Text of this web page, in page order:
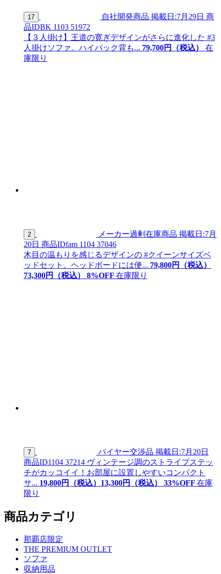
17 自社開発商品 掲載日:7月29日 商
品IDBK 1103 51972
【３人掛け】王道の寛ぎデザインがさらに進化した #3
人掛けソファ。ハイバック背も... 79,700円（税込）
在
庫限り
2 メーカー過剰在庫商品 掲載日:7月
20日 商品IDfam 1104 37046
木目の温もりを感じるデザインの #クイーンサイズベ
ッドセット。ヘッドボードには便... 79,800円（税込）
73,300円（税込） 8%OFF 在庫限り
7 バイヤー交渉品 掲載日:7月20日
商品ID1104 37214 ヴィンテージ調のストライプステッ
チがカッコイイ！お部屋に設置しやすいコンパクト
サ... 19,800円（税込） 13,300円（税込） 33%OFF 在庫
限り
商品カテゴリ
那覇店限定
THE PREMIUM OUTLET
ソファ
収納用品